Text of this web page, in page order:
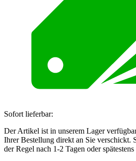
Sofort lieferbar:
Der Artikel ist in unserem Lager
Ihrer Bestellung direkt an Sie verschickt.
der Regel nach 1-2 Tagen oder